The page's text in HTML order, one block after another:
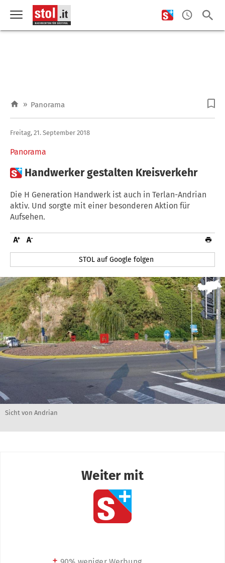
» Panorama
Panorama
Freitag, 21. September 2018
 Handwerker gestalten Kreisverkehr
Die H Generation Handwerk ist auch in Terlan-Andrian
aktiv. Und sorgte mit einer besonderen Aktion für
Aufsehen.
STOL auf Google folgen
Sicht von Andrian